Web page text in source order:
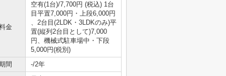
金
空有(1台)/7,700円 (税込) 1台
目平置7,000円・上段6,000円
、2台目(2LDK・3LDKのみ)平
置(縦列2台目として)7,000
円、機械式駐車場中・下段
5,000円(税別)
間
-/2年